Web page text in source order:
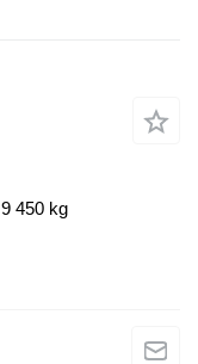
9 450 kg